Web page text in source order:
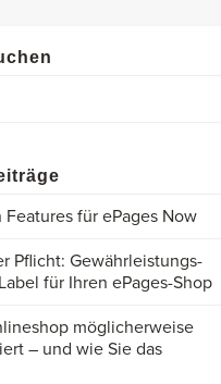
für ePages Now
Pflicht: Gewährleistungs-
für Ihren ePages-Shop
möglicherweise
– und wie Sie das